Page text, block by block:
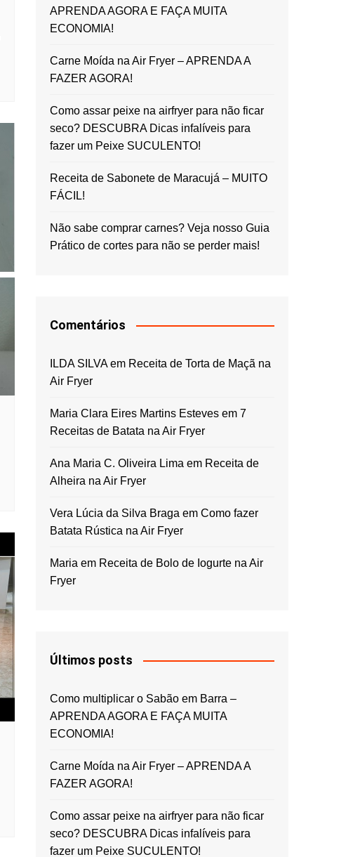
APRENDA AGORA E FAÇA MUITA
ECONOMIA!
Carne Moída na Air Fryer – APRENDA A
FAZER AGORA!
Como assar peixe na airfryer para não ficar
seco? DESCUBRA Dicas infalíveis para
fazer um Peixe SUCULENTO!
Receita de Sabonete de Maracujá – MUITO
FÁCIL!
Não sabe comprar carnes? Veja nosso Guia
Prático de cortes para não se perder mais!
Comentários
ILDA SILVAem Receita de Torta de Maçã na
Air Fryer
Maria Clara Eires Martins Esteves em 7
Receitas de Batata na Air Fryer
Ana Maria C. Oliveira Lima em Receita de
Alheira na Air Fryer
Vera Lúcia da Silva Braga em Como fazer
Batata Rústica na Air Fryer
Maria em Receita de Bolo de Iogurte na Air
Fryer
Últimos posts
Como multiplicar o Sabão em Barra –
APRENDA AGORA E FAÇA MUITA
ECONOMIA!
Carne Moída na Air Fryer – APRENDA A
FAZER AGORA!
Como assar peixe na airfryer para não ficar
seco? DESCUBRA Dicas infalíveis para
fazer um Peixe SUCULENTO!